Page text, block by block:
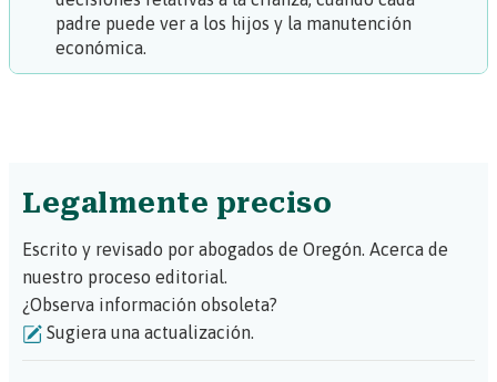
padre puede ver a los hijos y la manutención
económica.
Legalmente preciso
Escrito y revisado por abogados de Oregón. Acerca de
nuestro proceso editorial.
¿Observa información obsoleta?
Sugiera una actualización.